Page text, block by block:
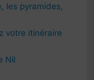
les pyramides,
votre itinéraire
Nil